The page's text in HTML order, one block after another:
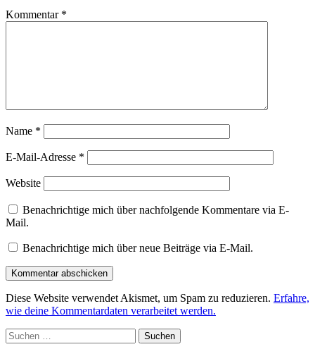
Kommentar *
Name *
E-Mail-Adresse *
Website
Benachrichtige mich über nachfolgende Kommentare via E-
Mail.
Benachrichtige mich über neue Beiträge via E-Mail.
Diese Website verwendet Akismet, um Spam zu reduzieren. Erfahre,
wie deine Kommentardaten verarbeitet werden.
Suchen
nach: